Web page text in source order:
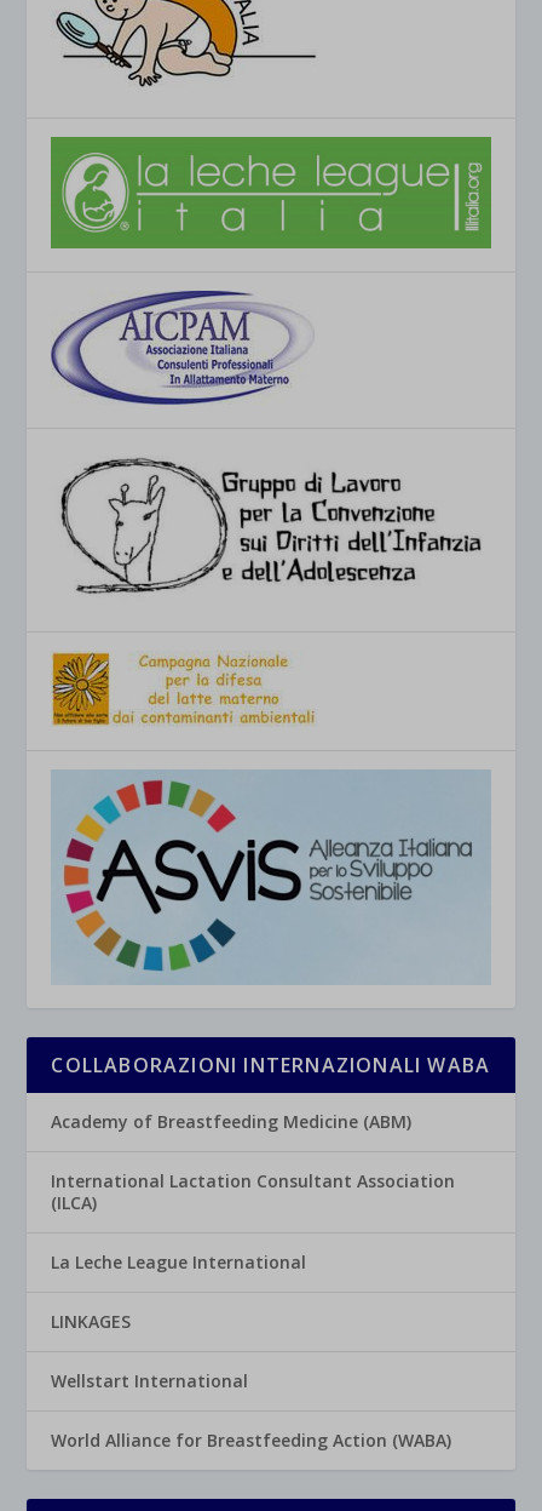
COLLABORAZIONI INTERNAZIONALI WABA
Academy of Breastfeeding Medicine (ABM)
International Lactation Consultant Association
(ILCA)
La Leche League International
LINKAGES
Wellstart International
World Alliance for Breastfeeding Action (WABA)